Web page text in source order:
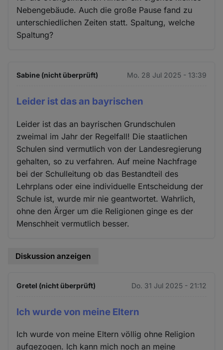
Nebengebäude. Auch die große Pause fand zu
unterschiedlichen Zeiten statt. Spaltung, welche
Spaltung?
Sabine (nicht überprüft) Mo. 28 Jul 2025 - 13:39
Leider ist das an bayrischen
Leider ist das an bayrischen Grundschulen
zweimal im Jahr der Regelfall! Die staatlichen
Schulen sind vermutlich von der Landesregierung
gehalten, so zu verfahren. Auf meine Nachfrage
bei der Schulleitung ob das Bestandteil des
Lehrplans oder eine individuelle Entscheidung der
Schule ist, wurde mir nie geantwortet. Wahrlich,
ohne den Ärger um die Religionen ginge es der
Menschheit vermutlich besser.
Diskussion anzeigen
Gretel (nicht überprüft) Do. 31 Jul 2025 - 21:12
Ich wurde von meine Eltern
Ich wurde von meine Eltern völlig ohne Religion
aufgezogen. Ich kann mich noch an meine